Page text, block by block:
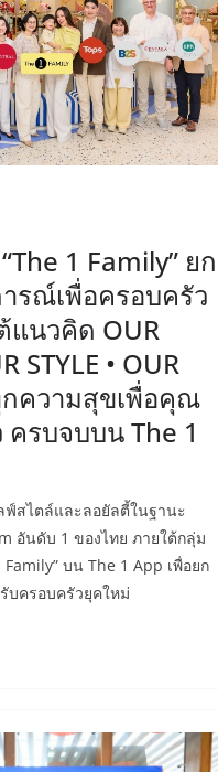
1 Family” ยก
รณ์เพื่อครอบครัว
แนวคิด OUR
STYLE • OUR
กความสุขเพื่อคุณ
รบจบบน The 1
สไตล์และลอยัลตี้ในฐานะ
อันดับ 1 ของไทย ภายใต้กลุ่ม
บน The 1 App เพื่อยก
บครอบครัวยุคใหม่